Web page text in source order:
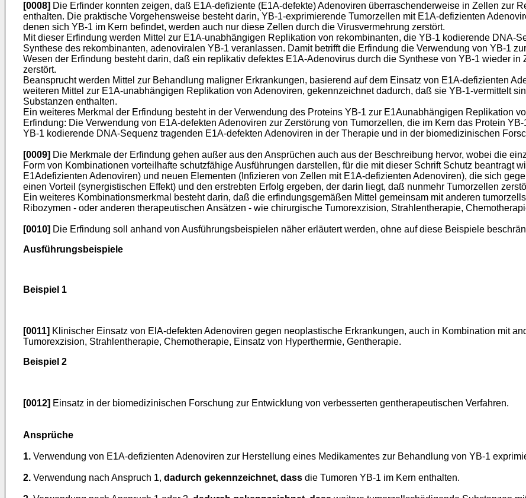
[0008] Die Erfinder konnten zeigen, daß E1A-defiziente (E1A-defekte) Adenoviren überraschenderweise in Zellen zur
enthalten. Die praktische Vorgehensweise besteht darin, YB-1-exprimierende Tumorzellen mit E1A-defizienten
denen sich YB-1 im Kern befindet, werden auch nur diese Zellen durch die Virusvermehrung zerstört.
Mit dieser Erfindung werden Mittel zur E1A-unabhängigen Replikation von rekombinanten, die YB-1 kodierende DNA-
Synthese des rekombinanten, adenoviralen YB-1 veranlassen. Damit betrifft die Erfindung die Verwendung von YB-1
Wesen der Erfindung besteht darin, daß ein replikativ defektes E1A-Adenovirus durch die Synthese von YB-1 wieder
zerstört.
Beansprucht werden Mittel zur Behandlung maligner Erkrankungen, basierend auf dem Einsatz von E1A-defizienten
weiteren Mittel zur E1A-unabhängigen Replikation von Adenoviren, gekennzeichnet dadurch, daß sie YB-1-vermittelt
Substanzen enthalten.
Ein weiteres Merkmal der Erfindung besteht in der Verwendung des Proteins YB-1 zur E1Aunabhängigen Replikation
Erfindung: Die Verwendung von E1A-defekten Adenoviren zur Zerstörung von Tumorzellen, die im Kern das Protein
YB-1 kodierende DNA-Sequenz tragenden E1A-defekten Adenoviren in der Therapie und in der biomedizinischen
[0009] Die Merkmale der Erfindung gehen außer aus den Ansprüchen auch aus der Beschreibung hervor, wobei die
Form von Kombinationen vorteilhafte schutzfähige Ausführungen darstellen, für die mit dieser Schrift Schutz beantragt
E1Adefizienten Adenoviren) und neuen Elementen (Infizieren von Zellen mit E1A-defizienten Adenoviren), die sich
einen Vorteil (synergistischen Effekt) und den erstrebten Erfolg ergeben, der darin liegt, daß nunmehr Tumorzellen
Ein weiteres Kombinationsmerkmal besteht darin, daß die erfindungsgemäßen Mittel gemeinsam mit anderen
Ribozymen - oder anderen therapeutischen Ansätzen - wie chirurgische Tumorexzision, Strahlentherapie,
[0010] Die Erfindung soll anhand von Ausführungsbeispielen näher erläutert werden, ohne auf diese Beispiele
Ausführungsbeispiele
Beispiel 1
[0011] Klinischer Einsatz von ElA-defekten Adenoviren gegen neoplastische Erkrankungen, auch in Kombination mit
Tumorexzision, Strahlentherapie, Chemotherapie, Einsatz von Hyperthermie, Gentherapie.
Beispiel 2
[0012] Einsatz in der biomedizinischen Forschung zur Entwicklung von verbesserten gentherapeutischen Verfahren.
Ansprüche
1. Verwendung von E1A-defizienten Adenoviren zur Herstellung eines Medikamentes zur Behandlung von YB-1
2. Verwendung nach Anspruch 1, dadurch gekennzeichnet, dass die Tumoren YB-1 im Kern enthalten.